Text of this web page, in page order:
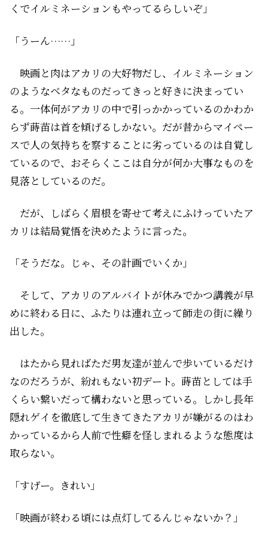
くでイルミネーションもやってるらしいぞ」
「うーん……」
映画と肉はアカリの大好物だし、イルミネーション
のようなベタなものだってきっと好きに決まってい
る。一体何がアカリの中で引っかかっているのかわか
らず蒔苗は首を傾げるしかない。だが昔からマイペー
スで人の気持ちを察することに劣っているのは自覚し
ているので、おそらくここは自分が何か大事なものを
見落としているのだ。
だが、しばらく眉根を寄せて考えにふけっていたア
カリは結局覚悟を決めたように言った。
「そうだな。じゃ、その計画でいくか」
そして、アカリのアルバイトが休みでかつ講義が早
めに終わる日に、ふたりは連れ立って師走の街に繰り
出した。
はたから見ればただ男友達が並んで歩いているだけ
なのだろうが、紛れもない初デート。蒔苗としては手
くらい繋いだって構わないと思っている。しかし長年
隠れゲイを徹底して生きてきたアカリが嫌がるのはわ
かっているから人前で性癖を怪しまれるような態度は
取らない。
「すげー。きれい」
「映画が終わる頃には点灯してるんじゃないか？」